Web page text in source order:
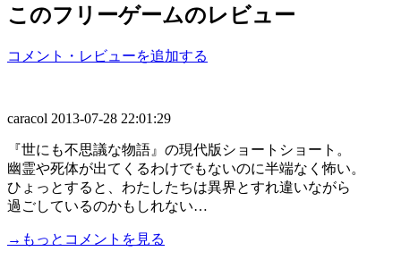
このフリーゲームのレビュー
コメント・レビューを追加する
caracol 2013-07-28 22:01:29
『世にも不思議な物語』の現代版ショートショート。
幽霊や死体が出てくるわけでもないのに半端なく怖い。
ひょっとすると、わたしたちは異界とすれ違いながら
過ごしているのかもしれない…
→もっとコメントを見る